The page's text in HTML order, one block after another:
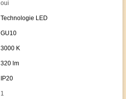
oui
Technologie LED
GU10
3000 K
320 lm
IP20
1